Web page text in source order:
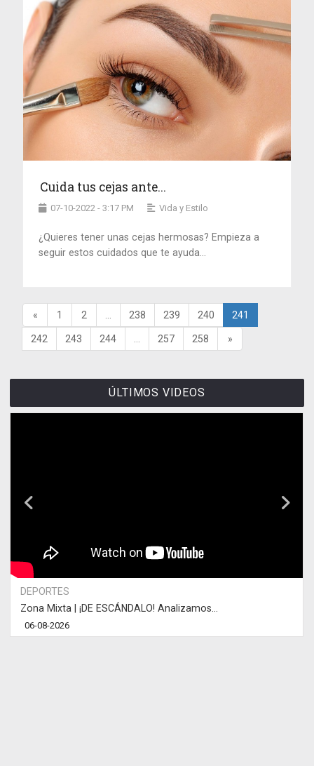
Cuida tus cejas ante...
07-10-2022 - 3:17 PM Vida y Estilo
¿Quieres tener unas cejas hermosas? Empieza a
seguir estos cuidados que te ayuda...
« 1 2 238 239 240 241
242 243 244 257 258 »
ÚLTIMOS VIDEOS
DEPORTES
Zona Mixta | ¡DE ESCÁNDALO! Analizamos...
06-08-2026